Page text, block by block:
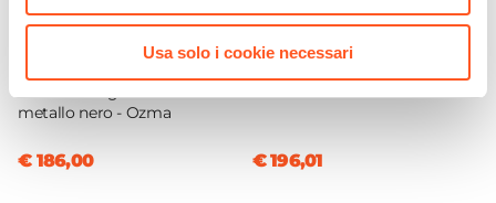
Usa solo i cookie necessari
Credenza 79x166h cm con 2
ante soft close noce
metallo nero - Ozma
€ 186,00
Madia 150x80h cm con 2
ante e 3 cassetti soft close
€ 196,01